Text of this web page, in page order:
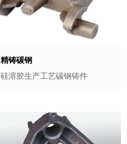
精铸碳钢
硅溶胶生产工艺碳钢铸件